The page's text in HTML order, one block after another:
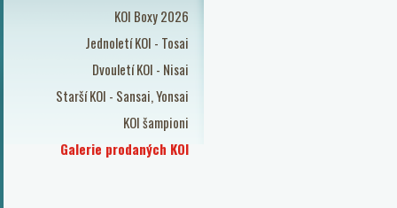
KOI Boxy 2026
Jednoletí KOI - Tosai
Dvouletí KOI - Nisai
Starší KOI - Sansai, Yonsai
KOI šampioni
Galerie prodaných KOI